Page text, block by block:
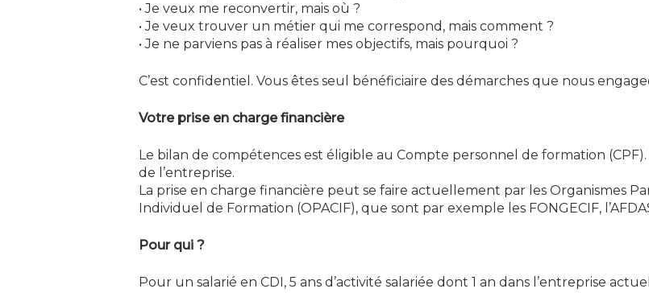
• Je veux me reconvertir, mais où ?
• Je veux trouver un métier qui me correspond, mais comment ?
• Je ne parviens pas à réaliser mes objectifs, mais pourquoi ?
C’est confidentiel. Vous êtes seul bénéficiaire des démarches que nous
Votre prise en charge financière
Le bilan de compétences est éligible au Compte personnel de formation
de l’entreprise.
La prise en charge financière peut se faire actuellement par les Organismes
Individuel de Formation (OPACIF), que sont par exemple les FONGECIF,
Pour qui ?
Pour un salarié en CDI, 5 ans d’activité salariée dont 1 an dans l’entreprise